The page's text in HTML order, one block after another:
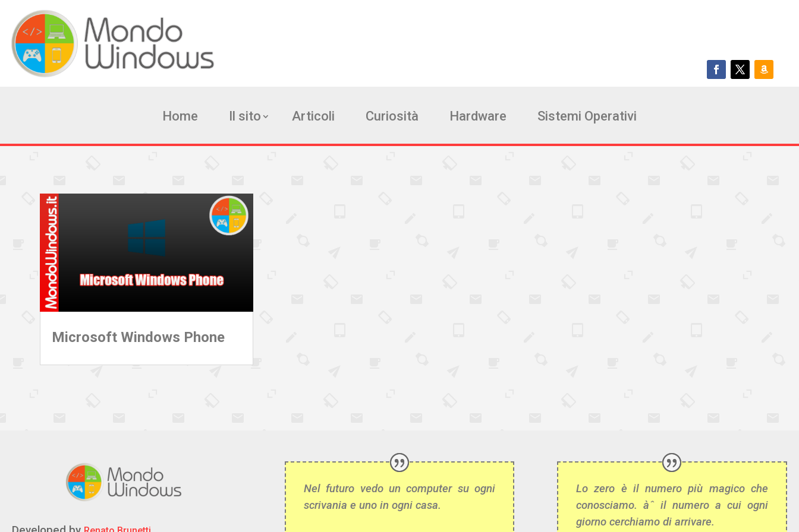
Home Il sito Articoli Curiosità Hardware Sistemi Operativi
Microsoft Windows Phone
Nel futuro vedo un computer su ogni
scrivania e uno in ogni casa.
Lo zero è il numero più magico che
conosciamo. àˆ il numero a cui ogni
giorno cerchiamo di arrivare.